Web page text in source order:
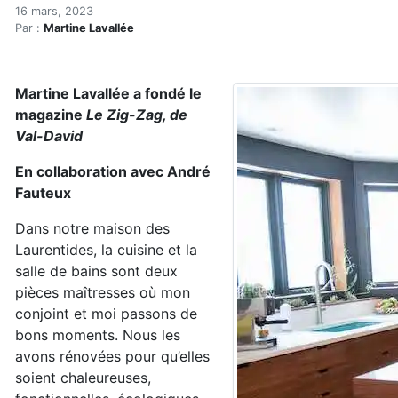
Accueil
Articles
Cuisines et salles de bains écoresponsables (réservé)
Cuisines et salles de bains
16 mars, 2023
Par : Martine Lavallée
Martine Lavallée a fondé le
magazine Le Zig-Zag, de
Val-David
En collaboration avec André
Fauteux
Dans notre maison des
Laurentides, la cuisine et la
salle de bains sont deux
pièces maîtresses où mon
conjoint et moi passons de
bons moments. Nous les
avons rénovées pour qu’elles
soient chaleureuses,